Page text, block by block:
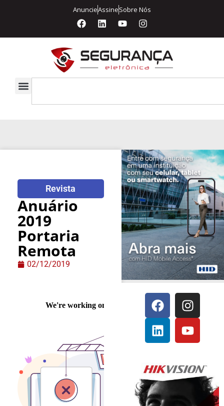
AnuncieAssineSobre Nós
Revista
Anuário
2019
Portaria
Remota
02/12/2019